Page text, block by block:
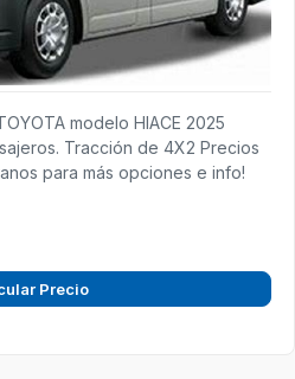
modelo HIACE 2025
Tracción de 4X2 Precios
para más opciones e info!
Precio